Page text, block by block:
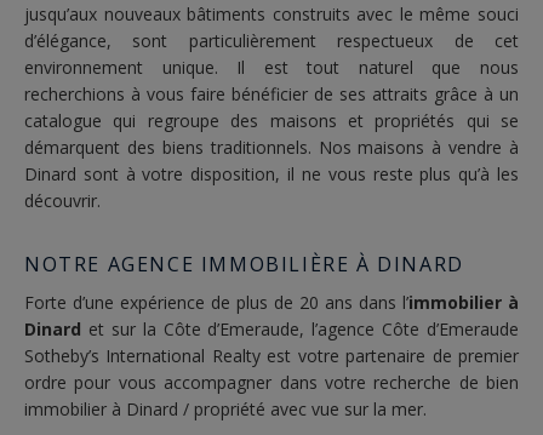
jusqu’aux nouveaux bâtiments construits avec le même souci
d’élégance, sont particulièrement respectueux de cet
environnement unique. Il est tout naturel que nous
recherchions à vous faire bénéficier de ses attraits grâce à un
catalogue qui regroupe des maisons et propriétés qui se
démarquent des biens traditionnels. Nos maisons à vendre à
Dinard sont à votre disposition, il ne vous reste plus qu’à les
découvrir.
NOTRE AGENCE IMMOBILIÈRE À DINARD
Forte d’une expérience de plus de 20 ans dans l’immobilier à
Dinard et sur la Côte d’Emeraude, l’agence Côte d’Emeraude
Sotheby’s International Realty est votre partenaire de premier
ordre pour vous accompagner dans votre recherche de bien
immobilier à Dinard / propriété avec vue sur la mer.